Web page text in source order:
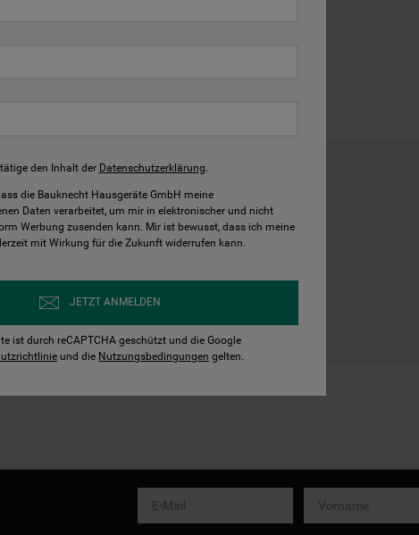
Kontakt
den Inhalt der Datenschutzerklärung.
die Bauknecht Hausgeräte GmbH meine
Daten verarbeitet, um mir in elektronischer und nicht
Werbung zusenden kann. Mir ist bewusst, dass ich meine
mit Wirkung für die Zukunft widerrufen kann.
JETZT ANMELDEN
ist durch reCAPTCHA geschützt und die Google
und die Nutzungsbedingungen gelten.